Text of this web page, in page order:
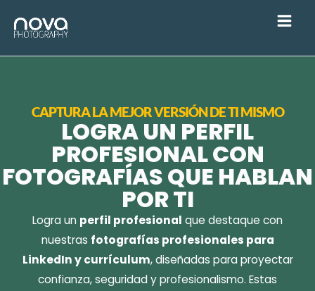
CAPTURA LA MEJOR VERSIÓN DE TI MISMO
LOGRA UN PERFIL
PROFESIONAL CON
FOTOGRAFÍAS QUE HABLAN
POR TI
Logra un perfil profesional que destaque con
nuestras fotografías profesionales para
LinkedIn y currículum, diseñadas para proyectar
confianza, seguridad y profesionalismo. Estas